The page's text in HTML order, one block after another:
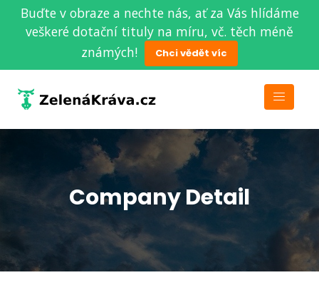
Buďte v obraze a nechte nás, ať za Vás hlídáme
veškeré dotační tituly na míru, vč. těch méně
známých!
Chci vědět víc
Company Detail